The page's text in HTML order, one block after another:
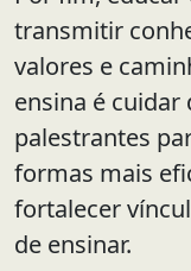
transmitir
valores e
ensina é
palestrantes
formas mais
fortalecer
de ensinar.